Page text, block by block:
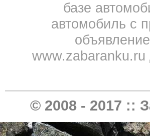
базе
автомобиль с
www.zabaranku.ru
© 2008 - 2017 ::